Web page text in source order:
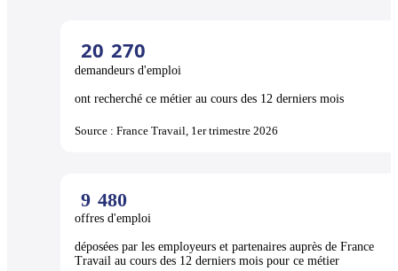
20 270
demandeurs d'emploi
ont recherché ce métier au cours des 12 derniers mois
Source : France Travail, 1er trimestre 2026
9 480
offres d'emploi
déposées par les employeurs et partenaires auprès de France
Travail au cours des 12 derniers mois pour ce métier